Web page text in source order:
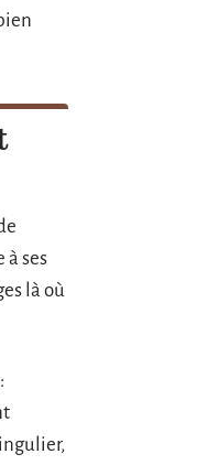
à ses
là où